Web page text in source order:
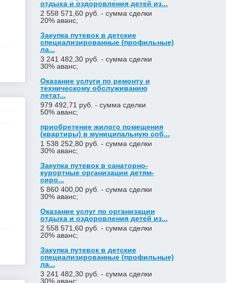
отдыха и оздоровления детей из...
2 558 571,60 руб. - сумма сделки
20% аванс;
Закупка путевок в детские
специализированные (профильные)
ла...
3 241 482,30 руб. - сумма сделки
30% аванс;
Оказание услуги по ремонту и
техническому обслуживанию
летат...
979 492,71 руб. - сумма сделки
50% аванс;
приобретение жилого помещения
(квартиры) в муниципальную соб...
1 538 252,80 руб. - сумма сделки
30% аванс;
Закупка путевок в санаторно-
курортные организации детям-
сиро...
5 860 400,00 руб. - сумма сделки
30% аванс;
Оказание услуг по организации
отдыха и оздоровления детей из...
2 558 571,60 руб. - сумма сделки
20% аванс;
Закупка путевок в детские
специализированные (профильные)
ла...
3 241 482,30 руб. - сумма сделки
30% аванс;